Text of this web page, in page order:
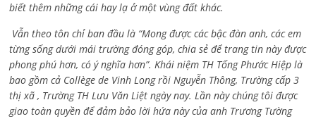
biết thêm những cái hay lạ ở một vùng đất khác.
Vẫn theo tôn chỉ ban đầu là “Mong được các bậc đàn anh, các em
từng sống dưới mái trường đóng góp, chia sẻ để trang tin này được
phong phú hơn, có ý nghĩa hơn”. Khái niệm TH Tống Phước Hiệp là
bao gồm cả Collège de Vinh Long rồi Nguyễn Thông, Trường cấp 3
thị xã , Trường TH Lưu Văn Liệt ngày nay. Lần này chúng tôi được
giao toàn quyền để đảm bảo lời hứa này của anh Trương Tường